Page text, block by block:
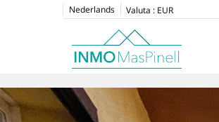
Nederlands Valuta : EUR